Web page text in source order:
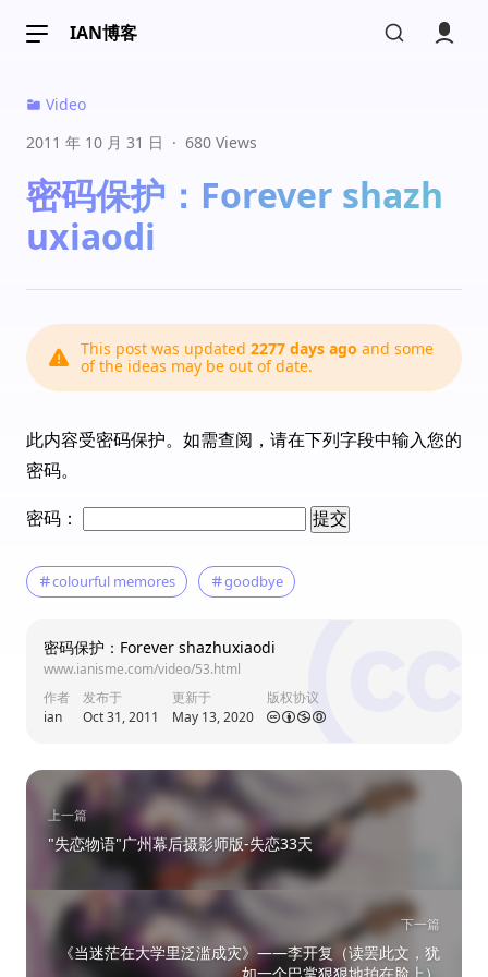
IAN博客
Video
2011 年 10 月 31 日 · 680 Views
密码保护：Forever shazh
uxiaodi
This post was updated 2277 days ago and some
of the ideas may be out of date.
此内容受密码保护。如需查阅，请在下列字段中输入您的
密码。
密码：
colourful memores goodbye
密码保护：Forever shazhuxiaodi
www.ianisme.com/video/53.html
作者
ian
发布于
Oct 31, 2011
更新于
May 13, 2020
版权协议
上一篇
"失恋物语"广州幕后摄影师版-失恋33天
下一篇
《当迷茫在大学里泛滥成灾》——李开复（读罢此文，犹